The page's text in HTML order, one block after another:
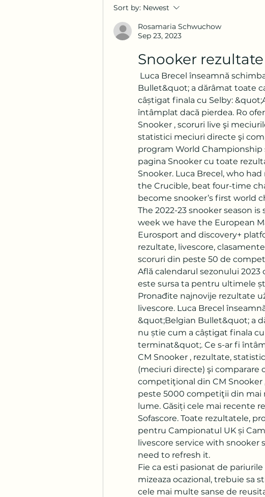
Sort by: Newest
Rosamaria Schwuchow
Sep 23, 2023
Snooker rezultate
Bullet&quot; a dărâmat toate
câștigat finala cu Selby:
întâmplat dacă pierdea. Ro
Snooker , scoruri live şi
statistici meciuri directe şi
program World Championship
pagina Snooker cu toate
Snooker. Luca Brecel, who
the Crucible, beat four-time
become snooker’s first world
The 2022-23 snooker season
week we have the European
Eurosport and discovery+
rezultate, livescore,
scoruri din peste 50 de
Află calendarul sezonului
este sursa ta pentru ultimele
Pronađite najnovije rezultate
livescore. Luca Brecel
&quot;Belgian Bullet&quot; a
nu știe cum a câștigat finala
terminat&quot;. Ce s-ar fi
CM Snooker , rezultate,
(meciuri directe) şi comparare
competiţional din CM Snooker
peste 5000 competiţii din mai
lume. Găsiți cele mai recente
Sofascore. Toate rezultatele,
pentru Campionatul UK și
livescore service with snooker
need to refresh it.
Fie ca esti pasionat de
mizeaza ocazional, trebuie sa
cele mai multe sanse de